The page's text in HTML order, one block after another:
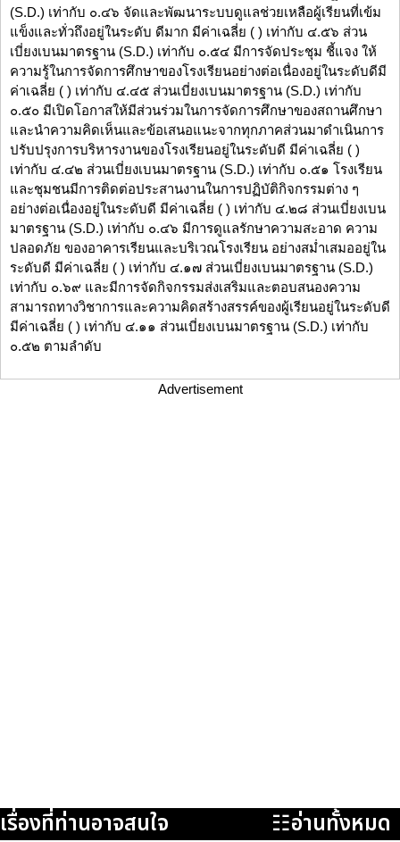
(S.D.) เท่ากับ ๐.๔๖ จัดและพัฒนาระบบดูแลช่วยเหลือผู้เรียนที่เข้ม
แข็งและทั่วถึงอยู่ในระดับ ดีมาก มีค่าเฉลี่ย ( ) เท่ากับ ๔.๕๖ ส่วน
เบี่ยงเบนมาตรฐาน (S.D.) เท่ากับ ๐.๕๔ มีการจัดประชุม ชี้แจง ให้
ความรู้ในการจัดการศึกษาของโรงเรียนอย่างต่อเนื่องอยู่ในระดับดีมี
ค่าเฉลี่ย ( ) เท่ากับ ๔.๔๕ ส่วนเบี่ยงเบนมาตรฐาน (S.D.) เท่ากับ
๐.๕๐ มีเปิดโอกาสให้มีส่วนร่วมในการจัดการศึกษาของสถานศึกษา
และนำความคิดเห็นและข้อเสนอแนะจากทุกภาคส่วนมาดำเนินการ
ปรับปรุงการบริหารงานของโรงเรียนอยู่ในระดับดี มีค่าเฉลี่ย ( )
เท่ากับ ๔.๔๒ ส่วนเบี่ยงเบนมาตรฐาน (S.D.) เท่ากับ ๐.๕๑ โรงเรียน
และชุมชนมีการติดต่อประสานงานในการปฏิบัติกิจกรรมต่าง ๆ
อย่างต่อเนื่องอยู่ในระดับดี มีค่าเฉลี่ย ( ) เท่ากับ ๔.๒๘ ส่วนเบี่ยงเบน
มาตรฐาน (S.D.) เท่ากับ ๐.๔๖ มีการดูแลรักษาความสะอาด ความ
ปลอดภัย ของอาคารเรียนและบริเวณโรงเรียน อย่างสม่ำเสมออยู่ใน
ระดับดี มีค่าเฉลี่ย ( ) เท่ากับ ๔.๑๗ ส่วนเบี่ยงเบนมาตรฐาน (S.D.)
เท่ากับ ๐.๖๙ และมีการจัดกิจกรรมส่งเสริมและตอบสนองความ
สามารถทางวิชาการและความคิดสร้างสรรค์ของผู้เรียนอยู่ในระดับดี
มีค่าเฉลี่ย ( ) เท่ากับ ๔.๑๑ ส่วนเบี่ยงเบนมาตรฐาน (S.D.) เท่ากับ
๐.๕๒ ตามลำดับ
Advertisement
เรื่องที่ท่านอาจสนใจ ☷อ่านทั้งหมด